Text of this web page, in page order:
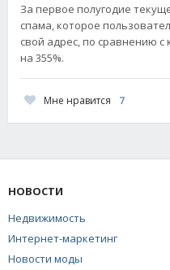
За первое полугодие
спама, которое
свой адрес, по сравнению с
на 355%.
Мне нравится 7
НОВОСТИ
Недвижимость
Интернет-маркетинг
Новости моды